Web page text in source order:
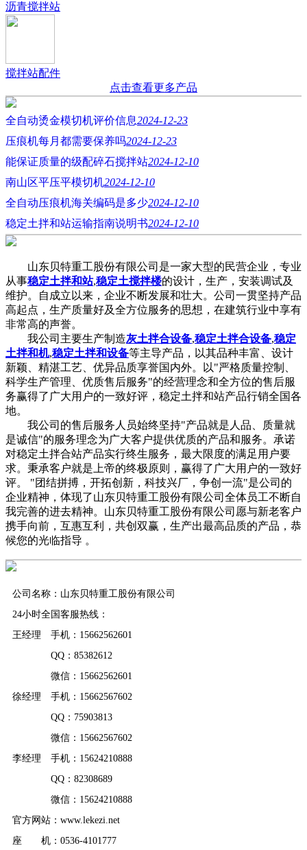
沥青搅拌站
搅拌站配件
点击查看更多产品
全自动烫金模切机评价信息2024-12-23
压痕机每月都需要保养吗2024-12-23
能保证质量的级配碎石搅拌站2024-12-10
南山区平压平模切机2024-12-10
全自动压痕机海关编码是多少2024-12-10
稳定土拌和站运输指南说明书2024-12-10
山东贝特重工股份有限公司是一家大型的民营企业，专业
从事稳定土拌和站,稳定土搅拌楼的设计，生产，安装调试及
维护。自成立以来，企业不断发展和壮大。公司一贯坚持产品
高起点，生产质量好及全方位服务的思想，在建筑行业中享有
非常高的声誉。
我公司主要生产制造灰土拌合设备,稳定土拌合设备,稳定
土拌和机,稳定土拌和设备等主导产品，以其品种丰富、设计
新颖、精湛工艺、优异品质享誉国内外。以"严格质量控制、
科学生产管理、优质售后服务"的经营理念和全方位的售后服
务赢得了广大用户的一致好评，稳定土拌和站产品行销全国各
地。
我公司的售后服务人员始终坚持"产品就是人品、质量就
是诚信"的服务理念为广大客户提供优质的产品和服务。承诺
对稳定土拌合站产品实行终生服务，最大限度的满足用户要
求。秉承客户就是上帝的终极原则，赢得了广大用户的一致好
评。 "团结拼搏，开拓创新，科技兴厂，争创一流"是公司的
企业精神，体现了山东贝特重工股份有限公司全体员工不断自
我完善的进去精神。山东贝特重工股份有限公司愿与新老客户
携手向前，互惠互利，共创双赢，生产出最高品质的产品，恭
候您的光临指导 。
公司名称：山东贝特重工股份有限公司
24小时全国客服热线：
王经理 手机：15662562601
QQ：85382612
微信：15662562601
徐经理 手机：15662567602
QQ：75903813
微信：15662567602
李经理 手机：15624210888
QQ：82308689
微信：15624210888
官方网站：www.lekezi.net
座 机：0536-4101777